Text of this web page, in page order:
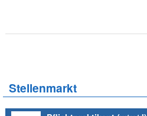
Stellenmarkt